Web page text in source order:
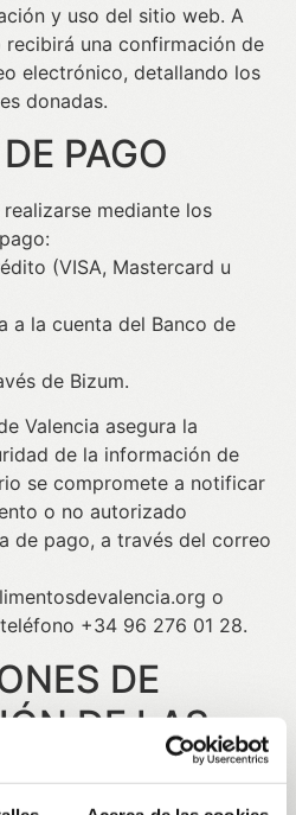
y uso del sitio web. A
una confirmación de
electrónico, detallando los
donadas.
PAGO
mediante los
(VISA, Mastercard u
a la cuenta del Banco de
de Bizum.
Valencia asegura la
de la información de
se compromete a notificar
o no autorizado
de pago, a través del correo
o
+34 96 276 01 28.
DE
DE LAS